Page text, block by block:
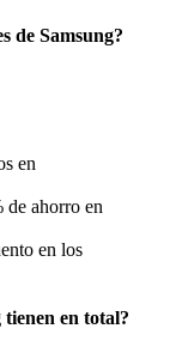
de Samsung?
en
de ahorro en
en los
tienen en total?